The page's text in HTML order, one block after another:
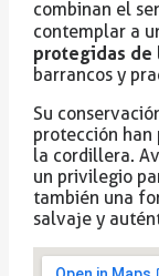
combinan el
contemplar a
protegidas de
barrancos y
Su
protección han
la cordillera.
un privilegio
también una
salvaje y